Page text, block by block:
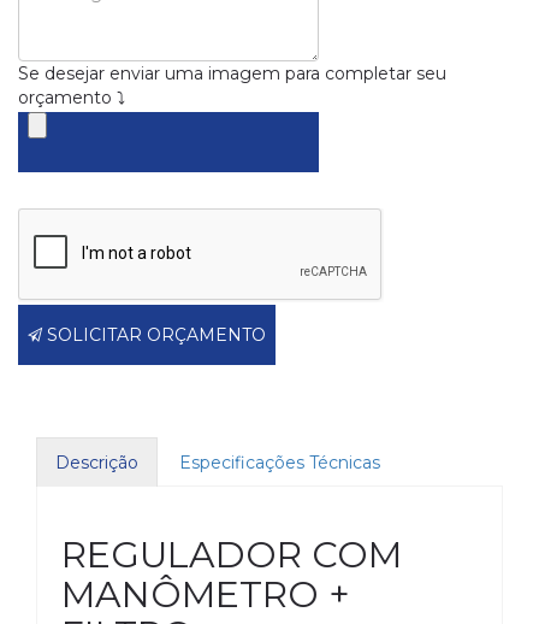
Se desejar enviar uma imagem para completar seu
orçamento ⤵
SOLICITAR ORÇAMENTO
Descrição Especificações Técnicas
REGULADOR COM
MANÔMETRO +